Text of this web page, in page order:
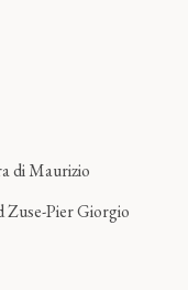
di Maurizio
Zuse-Pier Giorgio